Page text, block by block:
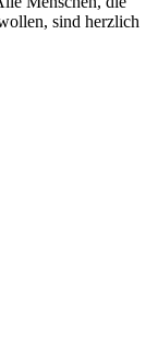
sind herzlich